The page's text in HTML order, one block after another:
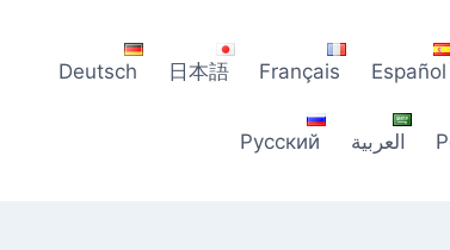
Español
Français
日本語
Deutsch
العربية Русский